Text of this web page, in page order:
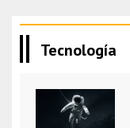
Tecnología